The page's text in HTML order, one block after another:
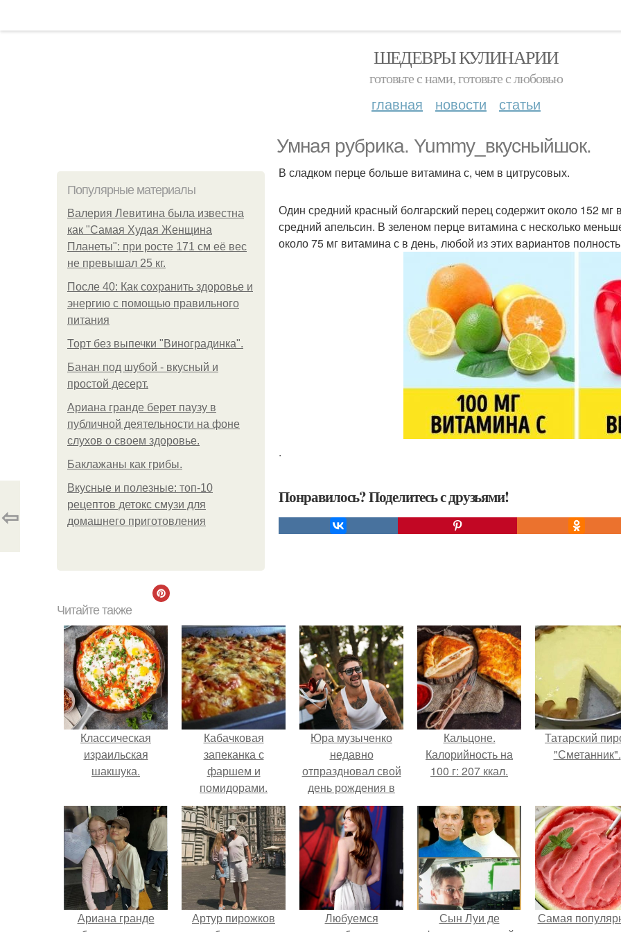
ШЕДЕВРЫ КУЛИНАРИИ
готовьте с нами, готовьте с любовью
главная новости статьи
Умная рубрика. Yummy_вкусныйшок.
Популярные материалы
Валерия Левитина была известна
как "Самая Худая Женщина
Планеты": при росте 171 см её вес
не превышал 25 кг.
После 40: Как сохранить здоровье и
энергию с помощью правильного
питания
Торт без выпечки "Виноградинка".
Банан под шубой - вкусный и
простой десерт.
Ариана гранде берет паузу в
публичной деятельности на фоне
слухов о своем здоровье.
Баклажаны как грибы.
Вкусные и полезные: топ-10
рецептов детокс смузи для
домашнего приготовления
В сладком перце больше витамина с, чем в цитрусовых.
Один средний красный болгарский перец содержит около 152 мг
средний апельсин. В зеленом перце витамина с несколько
около 75 мг витамина с в день, любой из этих вариантов
.
Понравилось? Поделитесь с друзьями!
⇦
Читайте также
Классическая
израильская
шакшука.
Кабачковая
запеканка с
фаршем и
помидорами.
Юра музыченко
недавно
отпраздновал свой
день рождения в
кругу самых
близких и родных
людей.
Кальцоне.
Калорийность на
100 г: 207 ккал.
Татарский
"Сметанник".
Ариана гранде
Артур пирожков
Любуемся
Сын Луи де
Самая